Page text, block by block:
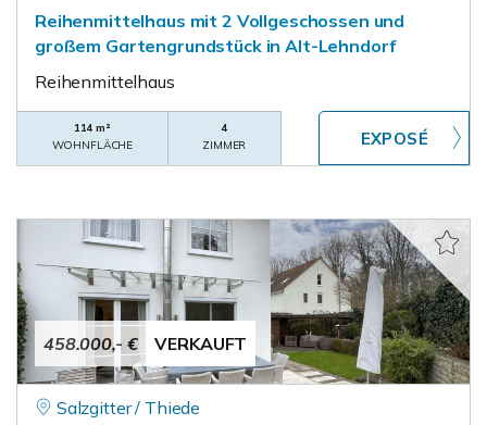
Reihenmittelhaus mit 2 Vollgeschossen und
großem Gartengrundstück in Alt-Lehndorf
Reihenmittelhaus
114 m²
WOHNFLÄCHE
4
ZIMMER
458.000,- € VERKAUFT
Salzgitter / Thiede